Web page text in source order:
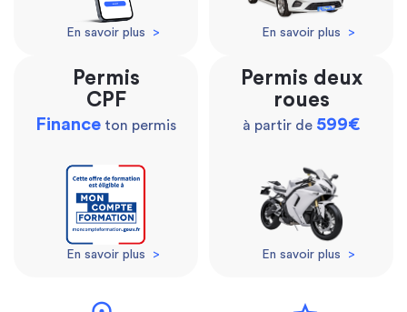
En savoir plus > En savoir plus >
Permis
CPF
Finance ton permis
En savoir plus >
Permis deux
roues
à partir de 599€
En savoir plus >